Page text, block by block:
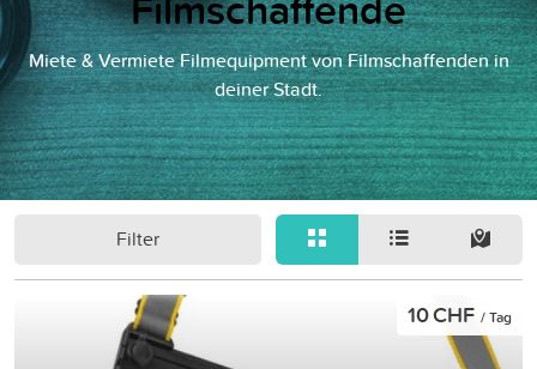
Miete & Vermiete Filmequipment von Filmschaffenden in
deiner Stadt.
Filter
10 CHF / Tag